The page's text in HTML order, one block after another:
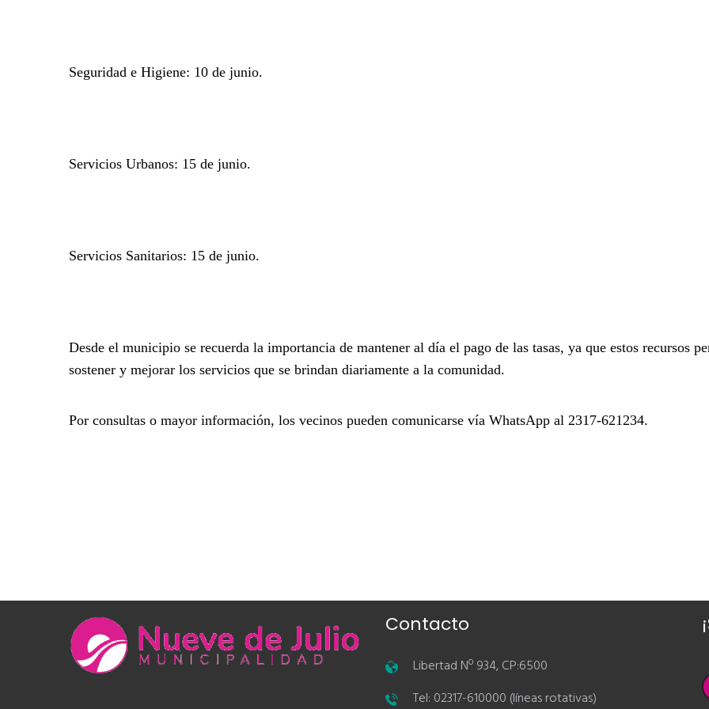
Seguridad e Higiene: 10 de junio.
Servicios Urbanos: 15 de junio.
Servicios Sanitarios: 15 de junio.
Desde el municipio se recuerda la importancia de mantener al día el pago de las tasas, ya que estos recursos
sostener y mejorar los servicios que se brindan diariamente a la comunidad.
Por consultas o mayor información, los vecinos pueden comunicarse vía WhatsApp al 2317-621234.
Contacto
Libertad Nº 934, CP:6500
Tel: 02317-610000 (líneas rotativas)